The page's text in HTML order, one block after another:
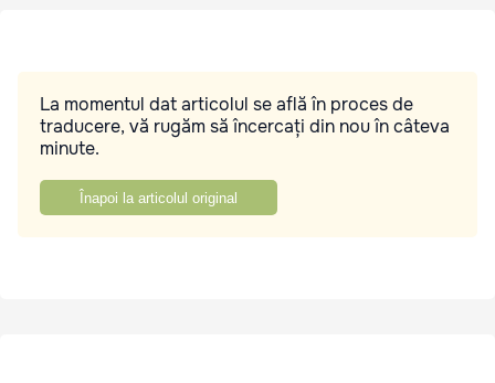
La momentul dat articolul se află în proces de
traducere, vă rugăm să încercați din nou în câteva
minute.
Înapoi la articolul original